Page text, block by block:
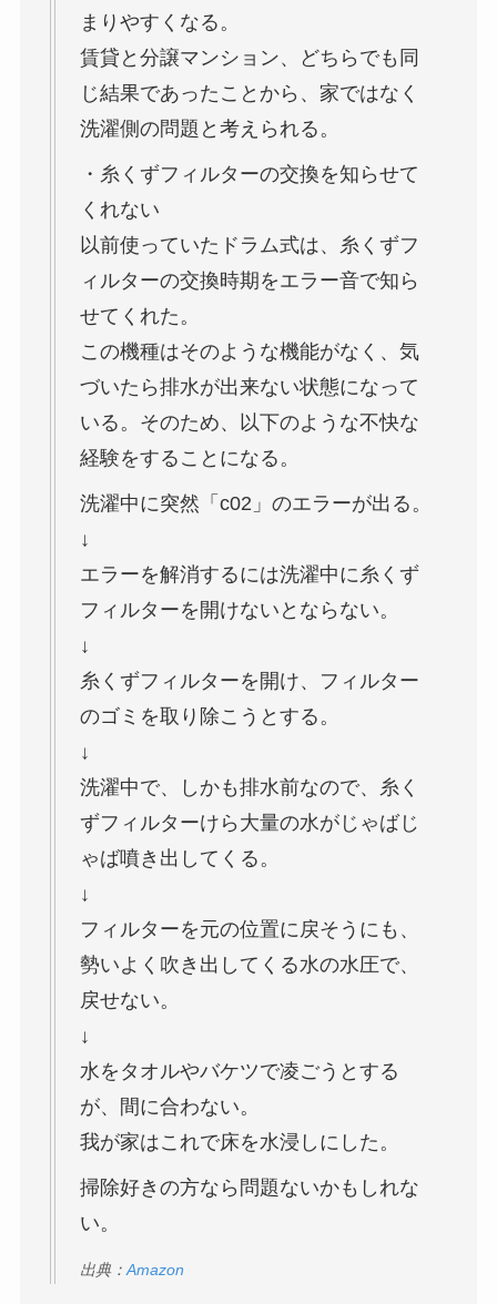
まりやすくなる。
賃貸と分譲マンション、どちらでも同
じ結果であったことから、家ではなく
洗濯側の問題と考えられる。
・糸くずフィルターの交換を知らせて
くれない
以前使っていたドラム式は、糸くずフ
ィルターの交換時期をエラー音で知ら
せてくれた。
この機種はそのような機能がなく、気
づいたら排水が出来ない状態になって
いる。そのため、以下のような不快な
経験をすることになる。
洗濯中に突然「c02」のエラーが出る。
↓
エラーを解消するには洗濯中に糸くず
フィルターを開けないとならない。
↓
糸くずフィルターを開け、フィルター
のゴミを取り除こうとする。
↓
洗濯中で、しかも排水前なので、糸く
ずフィルターけら大量の水がじゃばじ
ゃば噴き出してくる。
↓
フィルターを元の位置に戻そうにも、
勢いよく吹き出してくる水の水圧で、
戻せない。
↓
水をタオルやバケツで凌ごうとする
が、間に合わない。
我が家はこれで床を水浸しにした。
掃除好きの方なら問題ないかもしれな
い。
出典：Amazon